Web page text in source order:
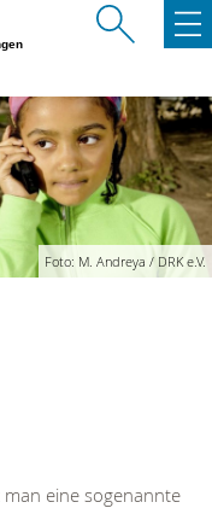
Foto: M. Andreya / DRK e.V.
eine sogenannte